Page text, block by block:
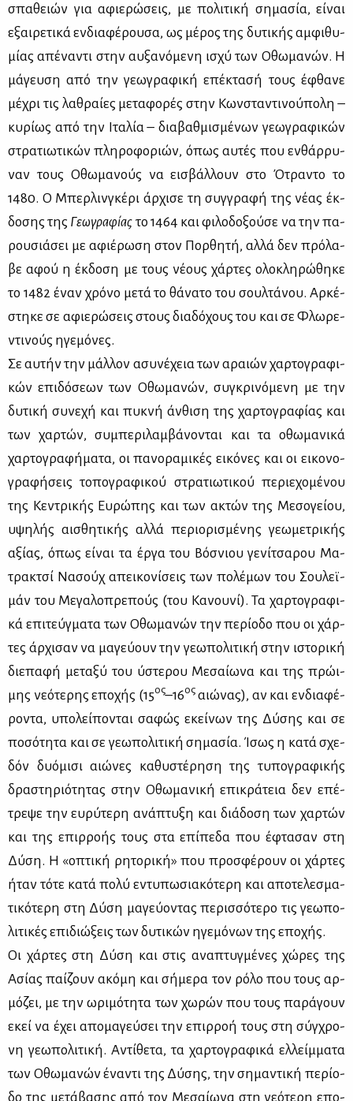
σπα­θειών για αφιε­ρώ­σεις, με πο­λι­τι­κή ση­μα­σία, εί­ναι
εξαι­ρε­τι­κά εν­δια­φέ­ρου­σα, ως μέ­ρος της δυ­τι­κής αμ­φι­θυ­
μί­ας απέ­να­ντι στην αυ­ξα­νό­με­νη ισχύ των Οθω­μα­νών. Η
μά­γευ­ση από την γε­ω­γρα­φι­κή επέ­κτα­σή τους έφθα­νε
μέ­χρι τις λα­θραί­ες με­τα­φο­ρές στην Κων­στα­ντι­νού­πο­λη –
κυ­ρί­ως από την Ιτα­λία – δια­βαθ­μι­σμέ­νων γε­ω­γρα­φι­κών
στρα­τιω­τι­κών πλη­ρο­φο­ριών, όπως αυ­τές που εν­θάρ­ρυ­
ναν τους Οθω­μα­νούς να ει­σβάλ­λουν στο Ότρα­ντο το
1480. Ο Μπερ­λιν­γκέ­ρι άρ­χι­σε τη συγ­γρα­φή της νέ­ας έκ­
δο­σης της Γε­ω­γρα­φί­ας το 1464 και φι­λο­δο­ξού­σε να την πα­
ρου­σιά­σει με αφιέ­ρω­ση στον Πορ­θη­τή, αλ­λά δεν πρό­λα­
βε αφού η έκ­δο­ση με τους νέ­ους χάρ­τες ολο­κλη­ρώ­θη­κε
το 1482 έναν χρό­νο με­τά το θά­να­το του σουλ­τά­νου. Αρ­κέ­
στη­κε σε αφιε­ρώ­σεις στους δια­δό­χους του και σε Φλω­ρε­
ντι­νούς ηγε­μό­νες.
Σε αυ­τήν την μάλ­λον ασυ­νέ­χεια των αραιών χαρ­το­γρα­φι­
κών επι­δό­σε­ων των Οθω­μα­νών, συ­γκρι­νό­με­νη με την
δυ­τι­κή συ­νε­χή και πυ­κνή άν­θι­ση της χαρ­το­γρα­φί­ας και
των χαρ­τών, συ­μπε­ρι­λαμ­βά­νο­νται και τα οθω­μα­νι­κά
χαρ­το­γρα­φή­μα­τα, οι πα­νο­ρα­μι­κές ει­κό­νες και οι ει­κο­νο­
γρα­φή­σεις το­πο­γρα­φι­κού στρα­τιω­τι­κού πε­ριε­χο­μέ­νου
της Κε­ντρι­κής Ευ­ρώ­πης και των ακτών της Με­σο­γεί­ου,
υψη­λής αι­σθη­τι­κής αλ­λά πε­ριο­ρι­σμέ­νης γε­ω­με­τρι­κής
αξί­ας, όπως εί­ναι τα έρ­γα του Βόσ­νιου γε­νί­τσα­ρου Μα­
τρα­κτσί Να­σούχ απει­κο­νί­σεις των πο­λέ­μων του Σου­λεϊ­
μάν του Με­γα­λο­πρε­πούς (του Κα­νου­νί). Τα χαρ­το­γρα­φι­
κά επι­τεύγ­μα­τα των Οθω­μα­νών την πε­ρί­ο­δο που οι χάρ­
τες άρ­χι­σαν να μα­γεύ­ουν την γε­ω­πο­λι­τι­κή στην ιστο­ρι­κή
διε­πα­φή με­τα­ξύ του ύστε­ρου Με­σαί­ω­να και της πρώ­ι­
μης νε­ό­τε­ρης επο­χής (15ος–16οςαιώ­νας), αν και εν­δια­φέ­
ρο­ντα, υπο­λεί­πο­νται σα­φώς εκεί­νων της Δύ­σης και σε
πο­σό­τη­τα και σε γε­ω­πο­λι­τι­κή ση­μα­σία. Ίσως η κα­τά σχε­
δόν δυό­μι­σι αιώ­νες κα­θυ­στέ­ρη­ση της τυ­πο­γρα­φι­κής
δρα­στη­ριό­τη­τας στην Οθω­μα­νι­κή επι­κρά­τεια δεν επέ­
τρε­ψε την ευ­ρύ­τε­ρη ανά­πτυ­ξη και διά­δο­ση των χαρ­τών
και της επιρ­ρο­ής τους στα επί­πε­δα που έφτα­σαν στη
Δύ­ση. Η «οπτι­κή ρη­το­ρι­κή» που προ­σφέ­ρουν οι χάρ­τες
ήταν τό­τε κα­τά πο­λύ εντυ­πω­σια­κό­τε­ρη και απο­τε­λε­σμα­
τι­κό­τε­ρη στη Δύ­ση μα­γεύ­ο­ντας πε­ρισ­σό­τε­ρο τις γε­ω­πο­
λι­τι­κές επι­διώ­ξεις των δυ­τι­κών ηγε­μό­νων της επο­χής.
Οι χάρ­τες στη Δύ­ση και στις ανα­πτυγ­μέ­νες χώ­ρες της
Ασί­ας παί­ζουν ακό­μη και σή­με­ρα τον ρό­λο που τους αρ­
μό­ζει, με την ωρι­μό­τη­τα των χω­ρών που τους πα­ρά­γουν
εκεί να έχει απο­μα­γεύ­σει την επιρ­ροή τους στη σύγ­χρο­
νη γε­ω­πο­λι­τι­κή. Αντί­θε­τα, τα χαρ­το­γρα­φι­κά ελ­λείμ­μα­τα
των Οθω­μα­νών ένα­ντι της Δύ­σης, την ση­μα­ντι­κή πε­ρί­ο­
δο της με­τά­βα­σης από τον Με­σαί­ω­να στη νε­ό­τε­ρη επο­